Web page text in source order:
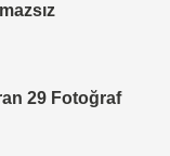
29 Fotoğraf